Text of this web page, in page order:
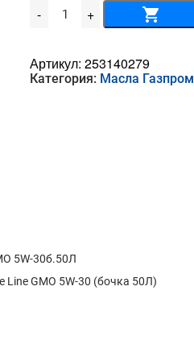
- Количество
товара
EnergyServiceLine
GMO
5W-
+
Артикул: 253140279
Категория: Масла
5W-30б.50Л
GMO 5W-30 (бочка 50Л)